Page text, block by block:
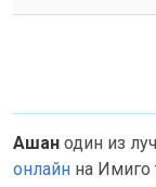
Ашан один из
онлайн на Имиго